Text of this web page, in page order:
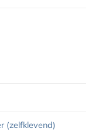
(zelfklevend)